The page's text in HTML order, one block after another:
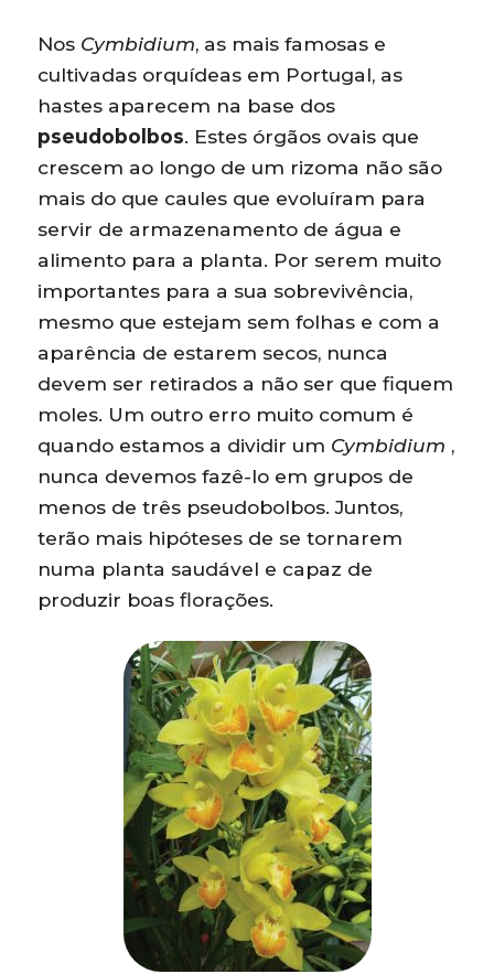
Nos Cymbidium, as mais famosas e
cultivadas orquídeas em Portugal, as
hastes aparecem na base dos
pseudobolbos. Estes órgãos ovais que
crescem ao longo de um rizoma não são
mais do que caules que evoluíram para
servir de armazenamento de água e
alimento para a planta. Por serem muito
importantes para a sua sobrevivência,
mesmo que estejam sem folhas e com a
aparência de estarem secos, nunca
devem ser retirados a não ser que fiquem
moles. Um outro erro muito comum é
quando estamos a dividir um Cymbidium ,
nunca devemos fazê-lo em grupos de
menos de três pseudobolbos. Juntos,
terão mais hipóteses de se tornarem
numa planta saudável e capaz de
produzir boas florações.